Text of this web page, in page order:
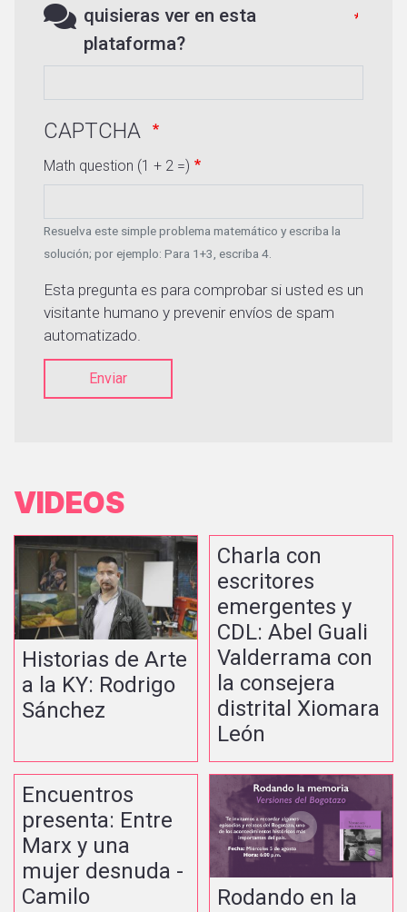
quisieras ver en esta
plataforma?
CAPTCHA
Math question (1 + 2 =)
Resuelva este simple problema matemático y escriba la
solución; por ejemplo: Para 1+3, escriba 4.
Esta pregunta es para comprobar si usted es un
visitante humano y prevenir envíos de spam
automatizado.
Enviar
VIDEOS
Historias de Arte
a la KY: Rodrigo
Sánchez
Charla con
escritores
emergentes y
CDL: Abel Guali
Valderrama con
la consejera
distrital Xiomara
León
Encuentros
presenta: Entre
Marx y una
mujer desnuda -
Camilo
Rodando en la